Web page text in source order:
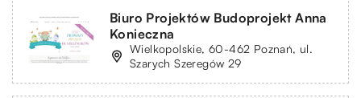
Biuro Projektów Budoprojekt Anna
Konieczna
Wielkopolskie, 60-462 Poznań, ul.
Szarych Szeregów 29